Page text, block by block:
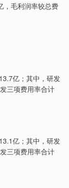
，毛利润率较总费
亿；其中，研发
三项费用率合计
亿；其中，研发
三项费用率合计